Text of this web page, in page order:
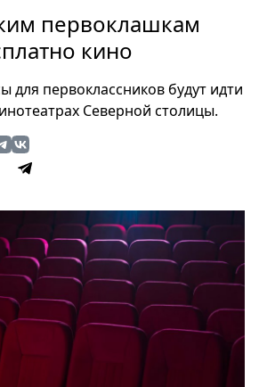
первоклашкам
кино
для первоклассников будут идти
Северной столицы.